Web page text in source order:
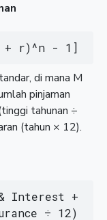
+ r)^n - 1]
di mana M
pinjaman
tahunan ÷
(tahun × 12).
Interest +
÷ 12)